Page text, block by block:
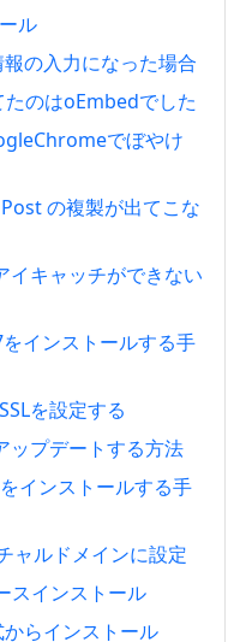
ル
の入力になった場合
のはoEmbedでした
でぼやけ
の複製が出てこな
キャッチができない
インストールする手
を設定する
ップデートする方法
インストールする手
ャルドメインに設定
スインストール
らインストール